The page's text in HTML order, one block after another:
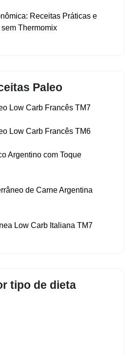
Receitas Práticas e
Thermomix
Paleo
Low Carb Francês TM7
Low Carb Francês TM6
Argentino com Toque
de Carne Argentina
Low Carb Italiana TM7
tipo de dieta